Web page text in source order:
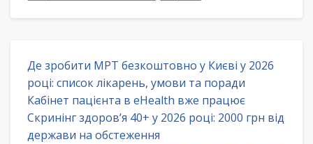
Де зробити МРТ безкоштовно у Києві у 2026
році: список лікарень, умови та поради
Кабінет пацієнта в eHealth вже працює
Скринінг здоров’я 40+ у 2026 році: 2000 грн від
держави на обстеження